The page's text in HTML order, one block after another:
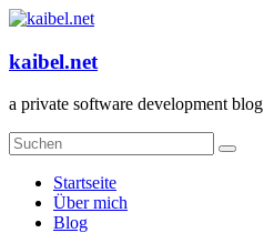
Zum
springen
kaibel.net
a private software development blog
Menü
Startseite
Über mich
Blog